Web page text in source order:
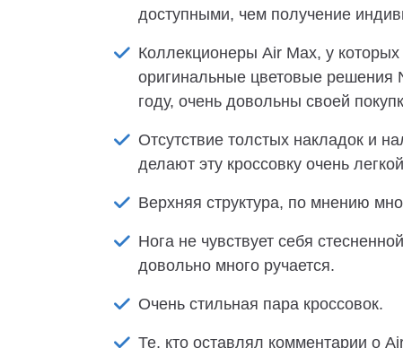
доступными, чем получение
Коллекционеры Air Max, у
оригинальные цветовые
году, очень довольны своей
Отсутствие толстых накладок и
делают эту кроссовку очень
Верхняя структура, по мнению
Нога не чувствует себя
довольно много ручается.
Очень стильная пара кроссовок.
Те, кто оставлял комментарии о